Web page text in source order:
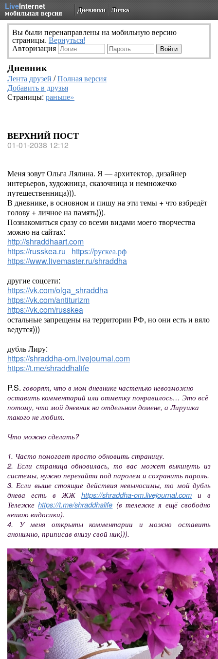
LiveInternet
мобильная версия Дневники Личка
Вы были перенаправлены на мобильную версию
страницы. Вернуться!
Авторизация
Дневник
Лента друзей /Полная версия
Добавить в друзья
Страницы: раньше»
ВЕРХНИЙ ПОСТ
01-01-2038 12:12
Меня зовут Ольга Лялина. Я — архитектор, дизайнер
интерьеров, художница, сказочница и немножечко
путешественница))).
В дневнике, в основном и пишу на эти темы + что взбредёт
голову + личное на память))).
Познакомиться сразу со всеми видами моего творчества
можно на сайтах:
http://shraddhaart.com
https://russkea.ru
https://рускеа.рф
https://www.livemaster.ru/shraddha
другие соцсети:
https://vk.com/olga_shraddha
https://vk.com/antiturizm
https://vk.com/russkea
остальные запрещены на территории РФ, но они есть и вяло
ведутся)))
дубль Лиру:
https://shraddha-om.livejournal.com
https://t.me/shraddhalife
P.S. говорят, что в мом дневнике частенько невозможно
оставить комментарий или отметку понравилось… Это всё
потому, что мой дневник на отдельном домене, а Лирушка
такого не любит.
Что можно сделать?
1. Часто помогает просто обновить страницу.
2. Если страница обновилась, то вас может выкинуть из
системы, нужно перезайти под паролем и сохранить пароль.
3. Если выше стоящие действия невыносимы, то мой дубль
днева есть в ЖЖ https://shraddha-om.livejournal.com и в
Тележкеhttps://t.me/shraddhalife (в тележке я ещё свободно
вешаю видосики).
4. У меня открыты комментарии и можно оставить
анонимно, приписав внизу свой ник))).